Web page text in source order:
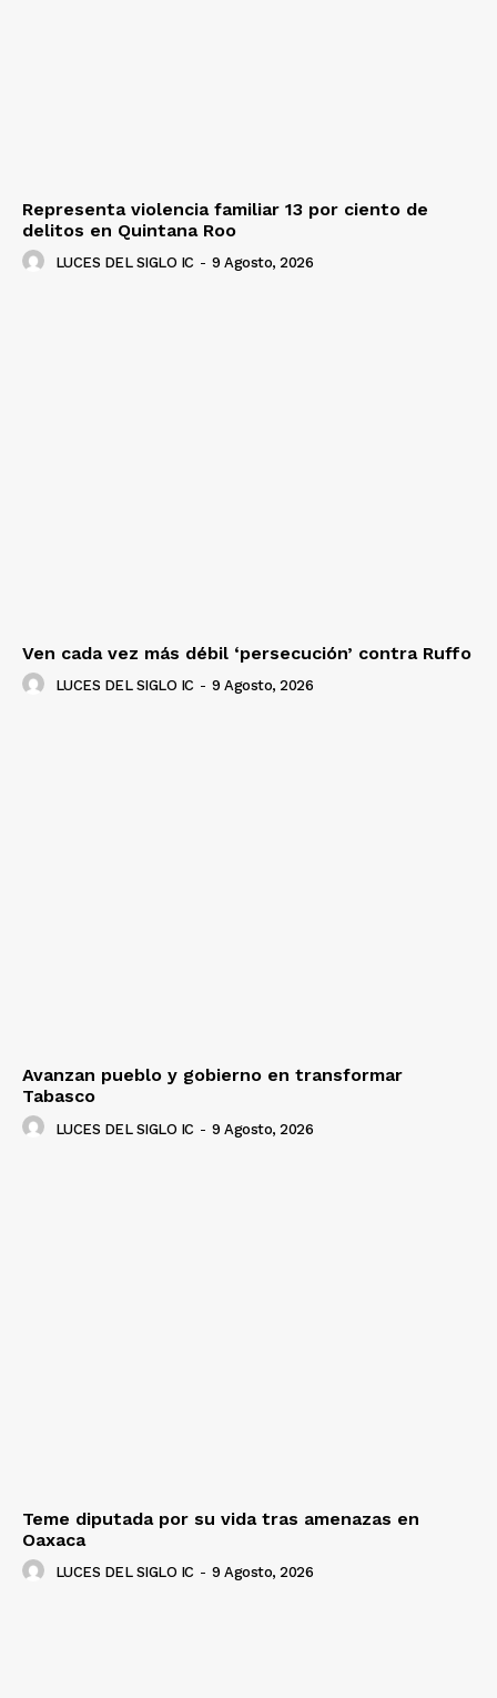
Representa violencia familiar 13 por ciento de
delitos en Quintana Roo
LUCES DEL SIGLO IC - 9 Agosto, 2026
Ven cada vez más débil ‘persecución’ contra Ruffo
LUCES DEL SIGLO IC - 9 Agosto, 2026
Avanzan pueblo y gobierno en transformar
Tabasco
LUCES DEL SIGLO IC - 9 Agosto, 2026
Teme diputada por su vida tras amenazas en
Oaxaca
LUCES DEL SIGLO IC - 9 Agosto, 2026